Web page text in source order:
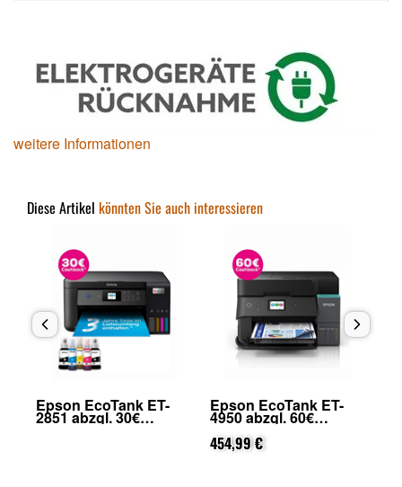
weitere Informationen
Diese Artikel könnten Sie auch interessieren
Epson EcoTank ET-
2851 abzgl. 30€
Cashback (von Epson
Epson EcoTank ET-
4950 abzgl. 60€
Cashback (von Epson
nach Registrierung)
454,99 €